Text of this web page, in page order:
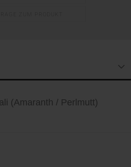
(Amaranth / Perlmutt)